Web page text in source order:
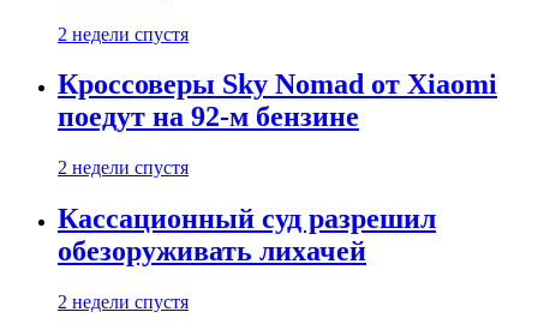
2 недели спустя
Кроссоверы Sky Nomad от Xiaomi
поедут на 92-м бензине
2 недели спустя
Кассационный суд разрешил
обезоруживать лихачей
2 недели спустя